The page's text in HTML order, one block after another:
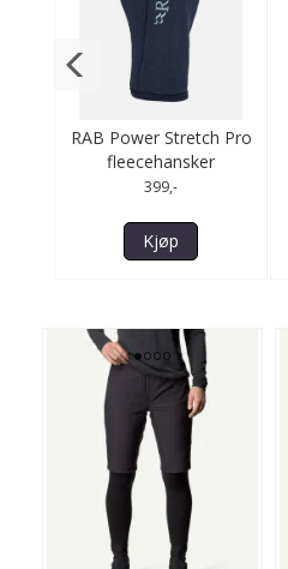
RAB Power Stretch Pro
fleecehansker
399,-
Kjøp